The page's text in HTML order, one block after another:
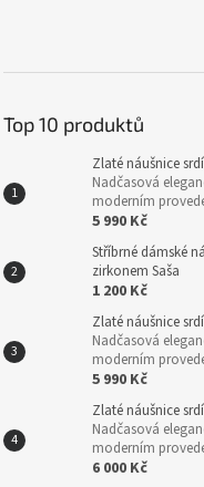
Top 10 produktů
Zlaté náušnice
Nadčasová
moderním
5 990 Kč
Stříbrné dámské
zirkonem Saša
1 200 Kč
Zlaté náušnice
Nadčasová
moderním
5 990 Kč
Zlaté náušnice
Nadčasová
moderním
6 000 Kč